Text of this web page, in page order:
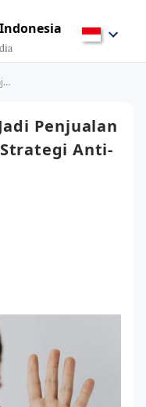
Indonesia
/ Iklan "Negatif", Bisa Jadi Penjualan Positif? Ini Namanya Strategi Anti-Marketing
Penjualan
Anti-